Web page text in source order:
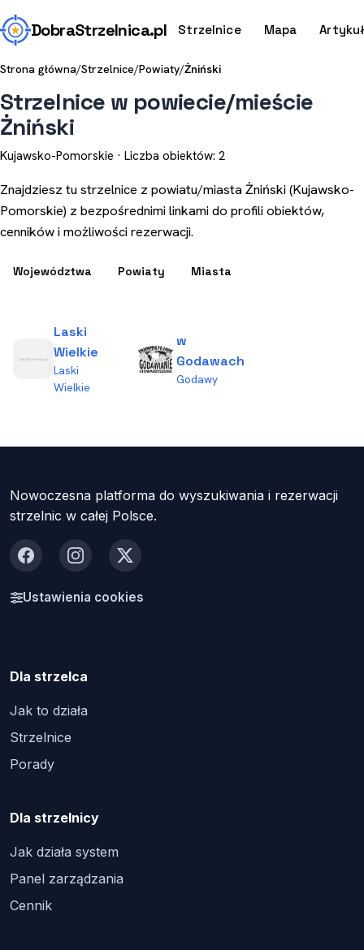
DobraStrzelnica.pl Strzelnice Mapa
Strona główna/Strzelnice/Powiaty/Żniński
Strzelnice w powiecie/mieście
Żniński
Kujawsko-Pomorskie · Liczba obiektów: 2
Znajdziesz tu strzelnice z powiatu/miasta Żniński (Kujawsko-
Pomorskie) z bezpośrednimi linkami do profili obiektów,
cenników i możliwości rezerwacji.
Województwa Powiaty Miasta
Laski
Wielkie
Laski
Wielkie
w
Godawach
Godawy
Nowoczesna platforma do wyszukiwania i rezerwacji
strzelnic w całej Polsce.
FacebookInstagram
X
Ustawienia cookies
Dla strzelca
Jak to działa
Strzelnice
Porady
Dla strzelnicy
Jak działa system
Panel zarządzania
Cennik